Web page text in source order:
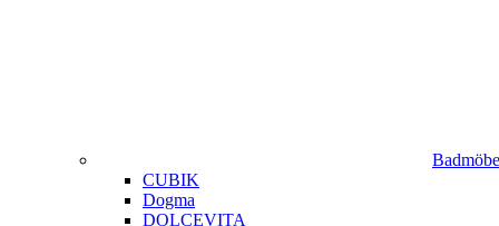
CUBIK
Dogma
DOLCEVITA